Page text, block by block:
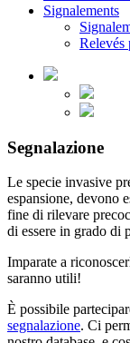
Signalements
Relevés
Segnalazione
Le specie invasive
espansione, devono
fine di rilevare
di essere in grado di
Imparate a
saranno utili!
È possibile
segnalazione. Ci